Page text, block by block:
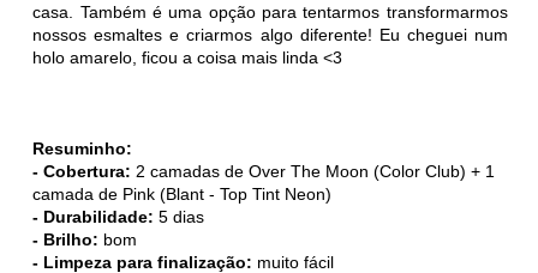
casa. Também é uma opção para tentarmos transformarmos
nossos esmaltes e criarmos algo diferente! Eu cheguei num
holo amarelo, ficou a coisa mais linda <3
Resuminho:
- Cobertura: 2 camadas de Over The Moon (Color Club) + 1
camada de Pink (Blant - Top Tint Neon)
- Durabilidade: 5 dias
- Brilho: bom
- Limpeza para finalização: muito fácil